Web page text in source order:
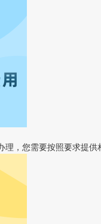
，您需要按照要求提